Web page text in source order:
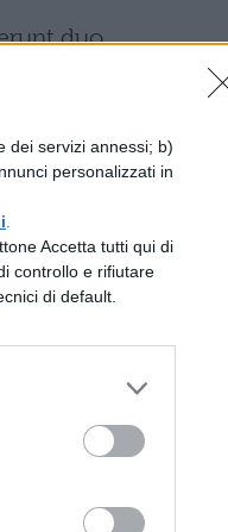
dei servizi annessi; b)
personalizzati in
Accetta tutti qui di
controllo e rifiutare
di default.
duo,
Seme